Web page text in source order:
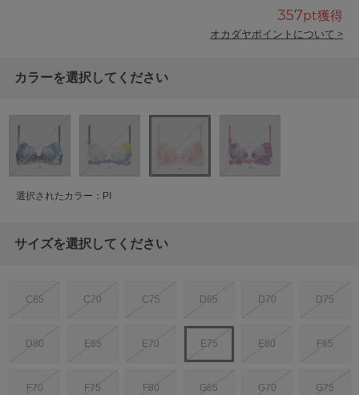
357pt獲得
オカダヤポイントについて >
カラーを選択してください
選択されたカラー：PI
サイズを選択してください
C65 C70 C75 D65 D70 D75
D80 E65 E70 E75 E80 F65
F70 F75 F80 G65 G70 G75